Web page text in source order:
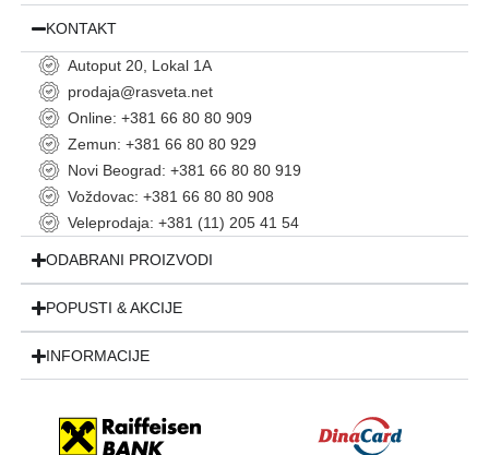
KONTAKT
Autoput 20, Lokal 1A
prodaja@rasveta.net
Online: +381 66 80 80 909
Zemun: +381 66 80 80 929
Novi Beograd: +381 66 80 80 919
Voždovac: +381 66 80 80 908
Veleprodaja: +381 (11) 205 41 54
ODABRANI PROIZVODI
POPUSTI & AKCIJE
INFORMACIJE